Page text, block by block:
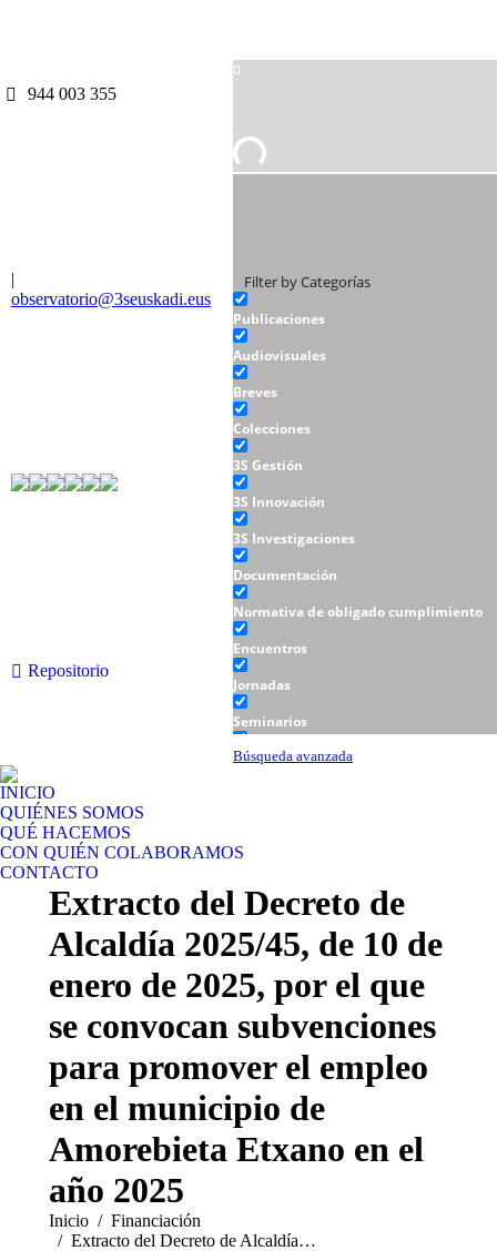
944 003 355
|
observatorio@3seuskadi.eus
Repositorio
Filter by Categorías
Publicaciones
Audiovisuales
Breves
Colecciones
3S Gestión
3S Innovación
3S Investigaciones
Documentación
Normativa de obligado cumplimiento
Encuentros
Jornadas
Seminarios
Talleres
Búsqueda avanzada
INICIO
QUIÉNES SOMOS
QUÉ HACEMOS
CON QUIÉN COLABORAMOS
CONTACTO
Extracto del Decreto de
Alcaldía 2025/45, de 10 de
enero de 2025, por el que
se convocan subvenciones
para promover el empleo
en el municipio de
Amorebieta Etxano en el
año 2025
Estás aquí:
Inicio
Financiación
Extracto del Decreto de Alcaldía…